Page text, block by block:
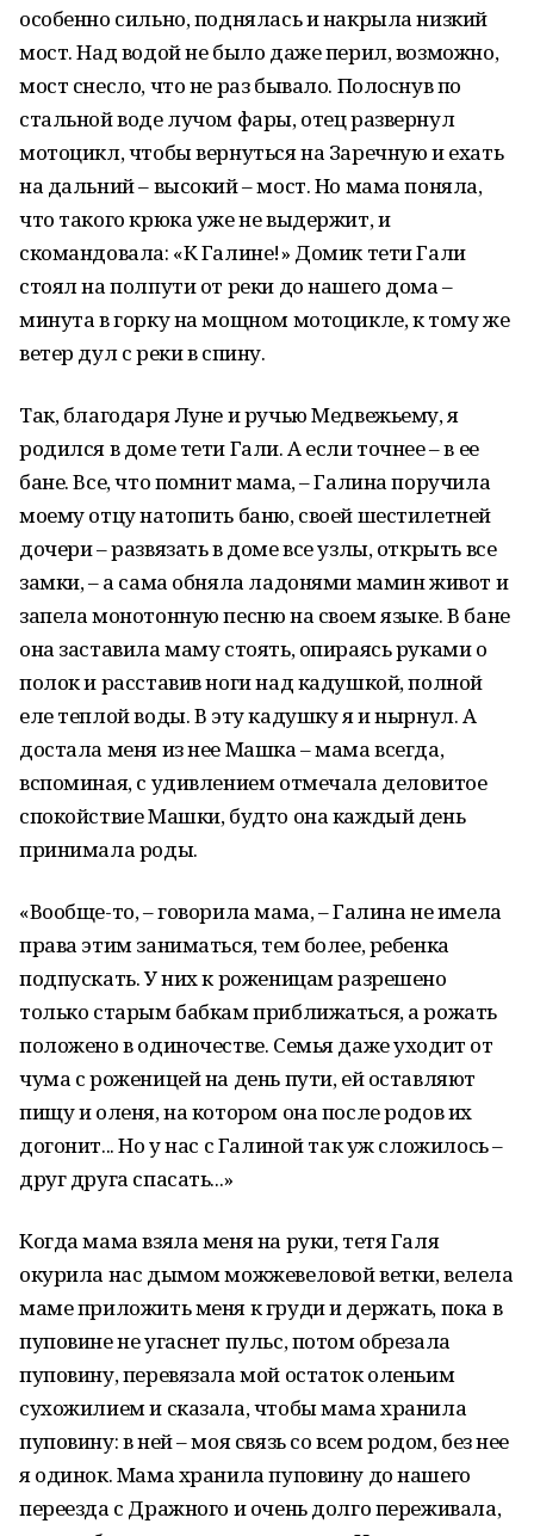
особенно сильно, поднялась и накрыла низкий
мост. Над водой не было даже перил, возможно,
мост снесло, что не раз бывало. Полоснув по
стальной воде лучом фары, отец развернул
мотоцикл, чтобы вернуться на Заречную и ехать
на дальний – высокий – мост. Но мама поняла,
что такого крюка уже не выдержит, и
скомандовала: «К Галине!» Домик тети Гали
стоял на полпути от реки до нашего дома –
минута в горку на мощном мотоцикле, к тому же
ветер дул с реки в спину.
Так, благодаря Луне и ручью Медвежьему, я
родился в доме тети Гали. А если точнее – в ее
бане. Все, что помнит мама, – Галина поручила
моему отцу натопить баню, своей шестилетней
дочери – развязать в доме все узлы, открыть все
замки, – а сама обняла ладонями мамин живот и
запела монотонную песню на своем языке. В бане
она заставила маму стоять, опираясь руками о
полок и расставив ноги над кадушкой, полной
еле теплой воды. В эту кадушку я и нырнул. А
достала меня из нее Машка – мама всегда,
вспоминая, с удивлением отмечала деловитое
спокойствие Машки, будто она каждый день
принимала роды.
«Вообще-то, – говорила мама, – Галина не имела
права этим заниматься, тем более, ребенка
подпускать. У них к роженицам разрешено
только старым бабкам приближаться, а рожать
положено в одиночестве. Семья даже уходит от
чума с роженицей на день пути, ей оставляют
пищу и оленя, на котором она после родов их
догонит... Но у нас с Галиной так уж сложилось –
друг друга спасать...»
Когда мама взяла меня на руки, тетя Галя
окурила нас дымом можжевеловой ветки, велела
маме приложить меня к груди и держать, пока в
пуповине не угаснет пульс, потом обрезала
пуповину, перевязала мой остаток оленьим
сухожилием и сказала, чтобы мама хранила
пуповину: в ней – моя связь со всем родом, без нее
я одинок. Мама хранила пуповину до нашего
переезда с Дражного и очень долго переживала,